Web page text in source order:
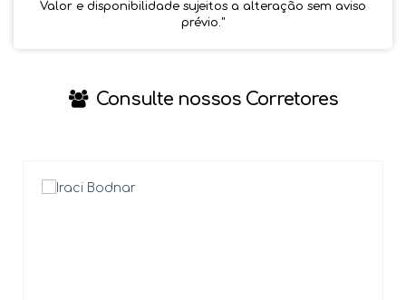
Valor e disponibilidade sujeitos a alteração sem aviso
prévio.''
Consulte nossos Corretores